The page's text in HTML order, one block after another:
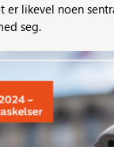
er likevel noen
seg.